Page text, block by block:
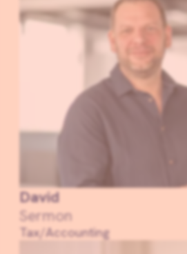
David
Sermon
Tax/Accounting